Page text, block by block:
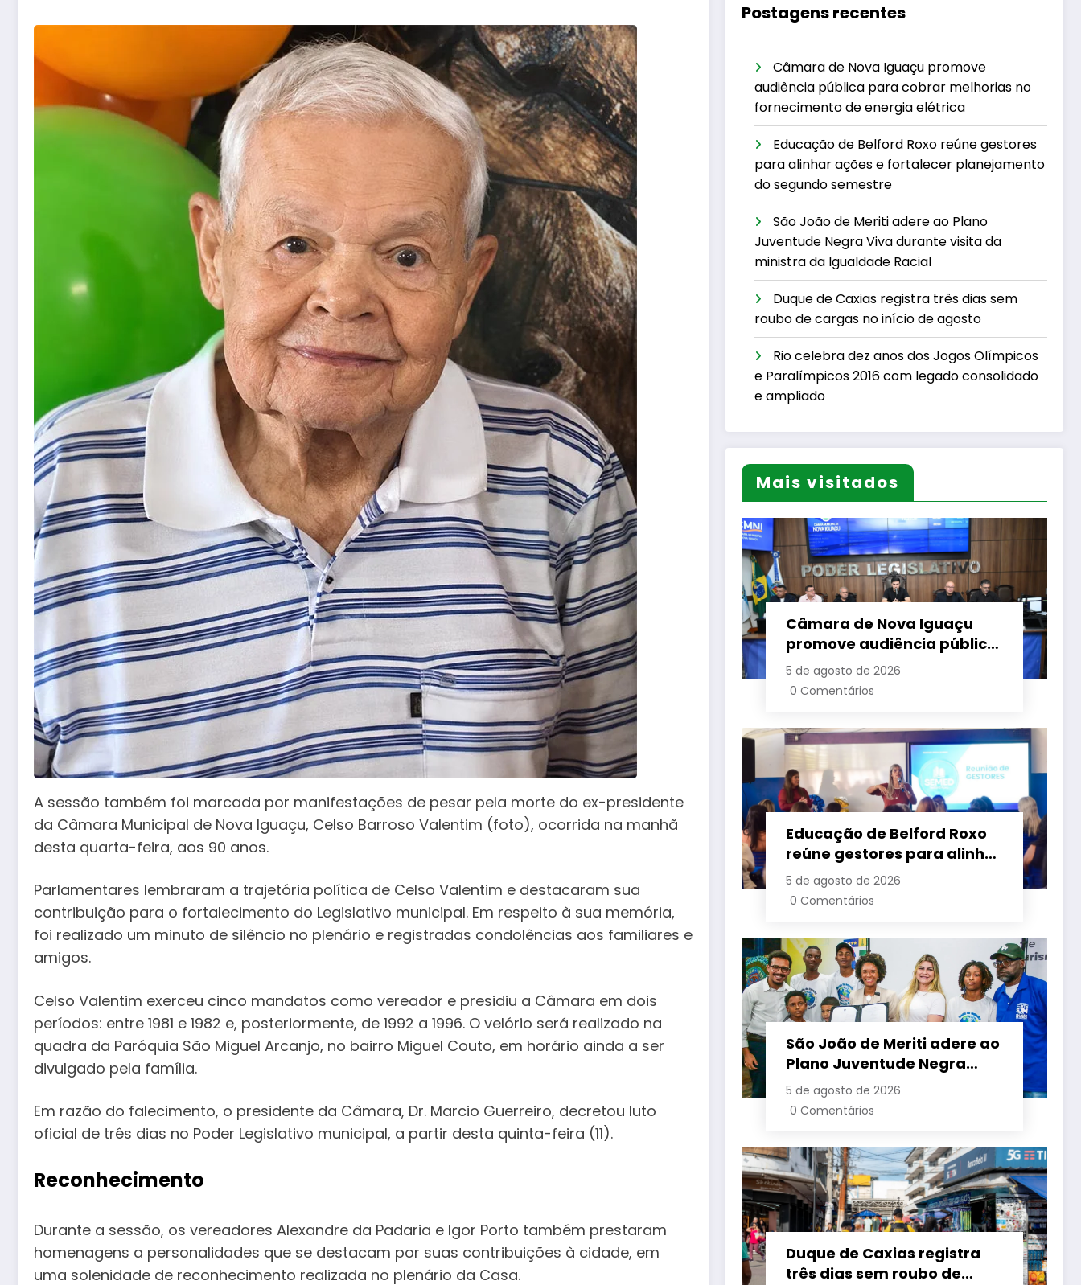
A sessão também foi marcada por manifestações de pesar pela morte do ex-presidente
da Câmara Municipal de Nova Iguaçu, Celso Barroso Valentim (foto), ocorrida na manhã
desta quarta-feira, aos 90 anos.
Parlamentares lembraram a trajetória política de Celso Valentim e destacaram sua
contribuição para o fortalecimento do Legislativo municipal. Em respeito à sua memória,
foi realizado um minuto de silêncio no plenário e registradas condolências aos familiares e
amigos.
Celso Valentim exerceu cinco mandatos como vereador e presidiu a Câmara em dois
períodos: entre 1981 e 1982 e, posteriormente, de 1992 a 1996. O velório será realizado na
quadra da Paróquia São Miguel Arcanjo, no bairro Miguel Couto, em horário ainda a ser
divulgado pela família.
Em razão do falecimento, o presidente da Câmara, Dr. Marcio Guerreiro, decretou luto
oficial de três dias no Poder Legislativo municipal, a partir desta quinta-feira (11).
Reconhecimento
Durante a sessão, os vereadores Alexandre da Padaria e Igor Porto também prestaram
homenagens a personalidades que se destacam por suas contribuições à cidade, em
uma solenidade de reconhecimento realizada no plenário da Casa.
Postagens recentes
Câmara de Nova Iguaçu promove
audiência pública para cobrar melhorias no
fornecimento de energia elétrica
Educação de Belford Roxo reúne gestores
para alinhar ações e fortalecer planejamento
do segundo semestre
São João de Meriti adere ao Plano
Juventude Negra Viva durante visita da
ministra da Igualdade Racial
Duque de Caxias registra três dias sem
roubo de cargas no início de agosto
Rio celebra dez anos dos Jogos Olímpicos
e Paralímpicos 2016 com legado consolidado
e ampliado
Mais visitados
Câmara de Nova Iguaçu
promove audiência pública
para cobrar melhorias no
fornecimento de energia
5 de agosto de 2026
0 Comentários
Educação de Belford Roxo
reúne gestores para alinhar
ações e fortalecer
planejamento do segundo
5 de agosto de 2026
0 Comentários
São João de Meriti adere ao
Plano Juventude Negra
Viva durante visita da
ministra da Igualdade
5 de agosto de 2026
0 Comentários
Duque de Caxias registra
três dias sem roubo de